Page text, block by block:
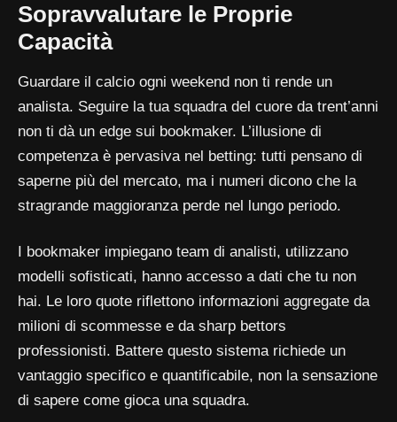
Sopravvalutare le Proprie
Capacità
Guardare il calcio ogni weekend non ti rende un
analista. Seguire la tua squadra del cuore da trent’anni
non ti dà un edge sui bookmaker. L’illusione di
competenza è pervasiva nel betting: tutti pensano di
saperne più del mercato, ma i numeri dicono che la
stragrande maggioranza perde nel lungo periodo.
I bookmaker impiegano team di analisti, utilizzano
modelli sofisticati, hanno accesso a dati che tu non
hai. Le loro quote riflettono informazioni aggregate da
milioni di scommesse e da sharp bettors
professionisti. Battere questo sistema richiede un
vantaggio specifico e quantificabile, non la sensazione
di sapere come gioca una squadra.